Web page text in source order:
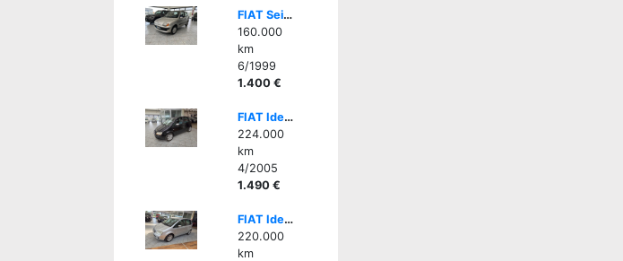
FIAT Seicento 1.1i cat Hobby - GOMMATA ALL SEASON
160.000
km
6/1999
1.400 €
FIAT Idea 1.3 Multijet 16V Emotion
224.000
km
4/2005
1.490 €
FIAT Idea 1.3 Multijet 16V 90 CV Dynamic
220.000
km